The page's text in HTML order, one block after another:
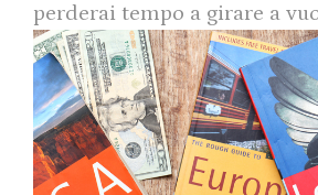
perderai tempo a girare a